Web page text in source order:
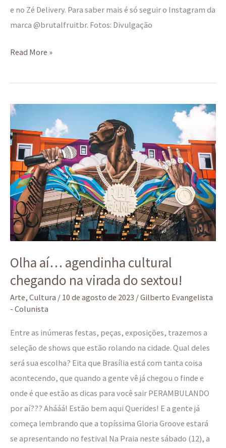
e no Zé Delivery. Para saber mais é só seguir o Instagram da
marca @brutalfruitbr. Fotos: Divulgação
Read More »
Olha aí… agendinha cultural
chegando na virada do sextou!
Arte, Cultura / 10 de agosto de 2023 /Gilberto Evangelista
- Colunista
Entre as inúmeras festas, peças, exposições, trazemos a
seleção de shows que estão rolando na cidade. Qual deles
será sua escolha? Eita que Brasília está com tanta coisa
acontecendo, que quando a gente vê já chegou o finde e
onde é que estão as dicas para você sair PERAMBULANDO
por aí??? Ahááá! Estão bem aqui Querides! E a gente já
começa lembrando que a topíssima Gloria Groove estará
se apresentando no festival Na Praia neste sábado (12), a
Olha
aí…
agendinha
cultural
chegando
na
virada
do
sextou!